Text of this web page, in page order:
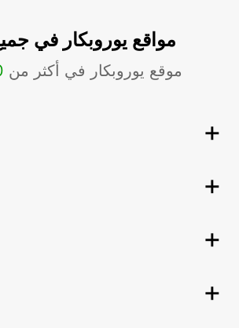
مواقع يوروبكار في
موقع يوروبكار في أكثر من